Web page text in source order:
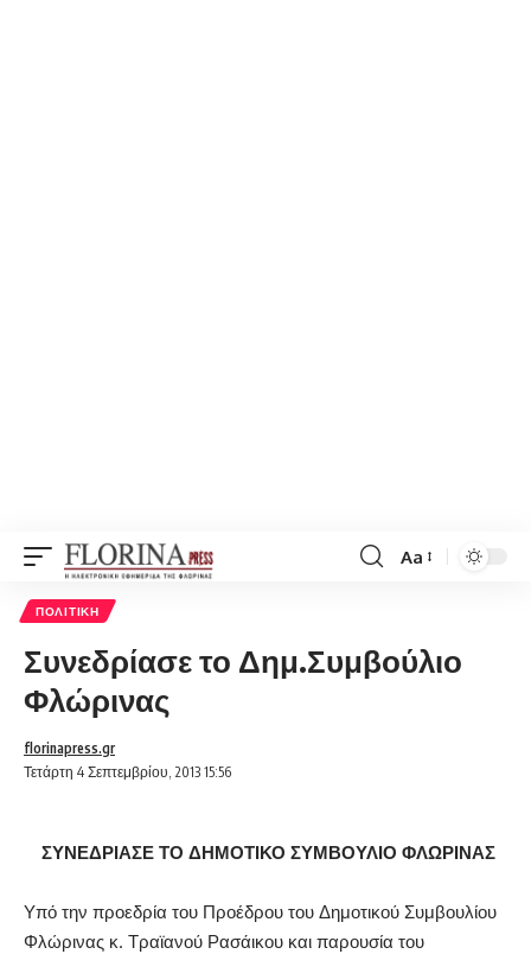
Font
Aa
ΠΟΛΙΤΙΚΉ
Συνεδρίασε το Δημ.Συμβούλιο
Φλώρινας
Τετάρτη 4 Σεπτεμβρίου, 2013 15:56
florinapress.gr
ΣΥΝΕΔΡΙΑΣΕ ΤΟ ΔΗΜΟΤΙΚΟ ΣΥΜΒΟΥΛΙΟ ΦΛΩΡΙΝΑΣ
Υπό την προεδρία του Προέδρου του Δημοτικού Συμβουλίου
Φλώρινας κ. Τραϊανού Ρασάικου και παρουσία του